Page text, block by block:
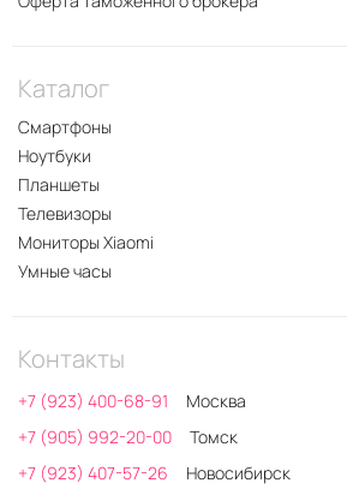
Каталог
Смартфоны
Ноутбуки
Планшеты
Телевизоры
Мониторы Xiaomi
Умные часы
Контакты
+7 (923) 400-68-91
Москва
+7 (905) 992-20-00
Томск
+7 (923) 407-57-26
Новосибирск